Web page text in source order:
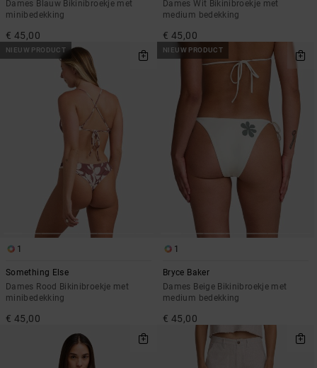
Dames Blauw Bikinibroekje met
minibedekking
€ 45,00
Dames Wit Bikinibroekje met
medium bedekking
€ 45,00
NIEUW PRODUCT
1
Something Else
Dames Rood Bikinibroekje met
minibedekking
€ 45,00
NIEUW PRODUCT
1
Bryce Baker
Dames Beige Bikinibroekje met
medium bedekking
€ 45,00